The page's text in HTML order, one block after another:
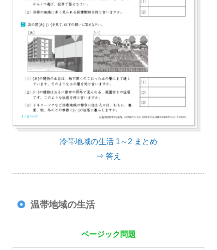
冷帯地域の生活 1～2 まとめ
⇒ 答え
温帯地域の生活
ベージック問題